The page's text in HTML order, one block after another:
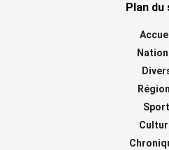
Plan du
Sport